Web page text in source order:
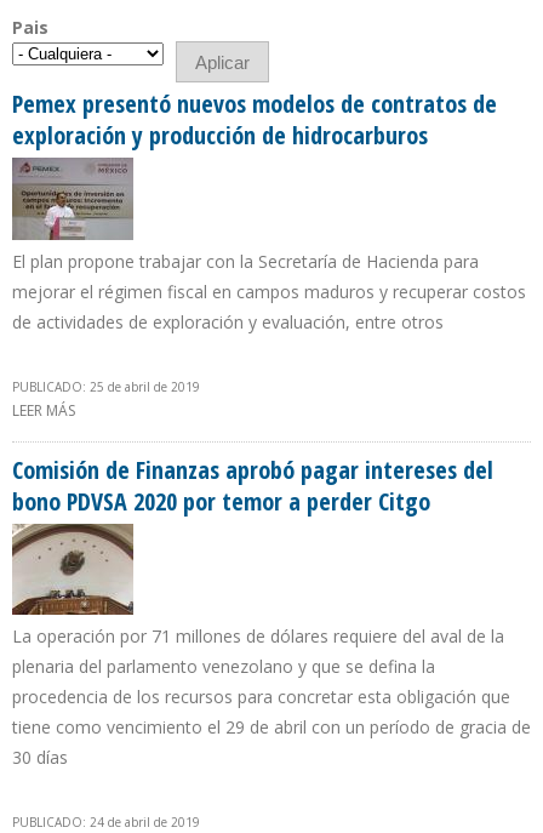
Pais
Pemex presentó nuevos modelos de contratos de
exploración y producción de hidrocarburos
El plan propone trabajar con la Secretaría de Hacienda para
mejorar el régimen fiscal en campos maduros y recuperar costos
de actividades de exploración y evaluación, entre otros
PUBLICADO: 25 de abril de 2019
LEER MÁS
Comisión de Finanzas aprobó pagar intereses del
bono PDVSA 2020 por temor a perder Citgo
La operación por 71 millones de dólares requiere del aval de la
plenaria del parlamento venezolano y que se defina la
procedencia de los recursos para concretar esta obligación que
tiene como vencimiento el 29 de abril con un período de gracia de
30 días
PUBLICADO: 24 de abril de 2019